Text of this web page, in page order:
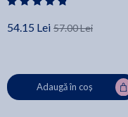
54.15 Lei 57.00 Lei
Adaugă în coș